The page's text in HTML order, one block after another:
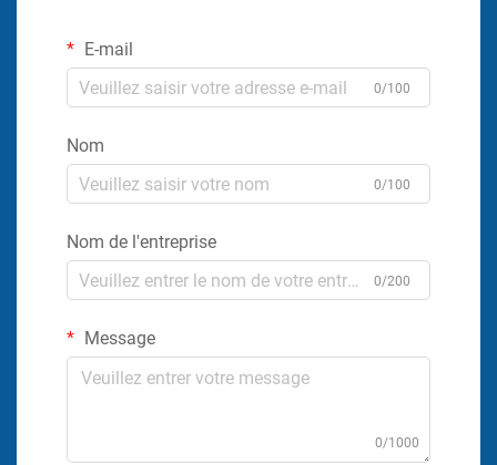
E-mail
0/100
Nom
0/100
Nom de l'entreprise
0/200
Message
0/1000